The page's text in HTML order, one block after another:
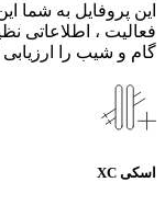
این پروفایل به شما
فعالیت ، اطلاعاتی
گام و شیب را ارزیابی
اسکی XC